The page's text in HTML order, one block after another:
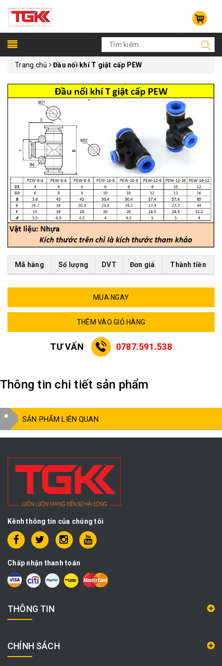
Trang chủ Đầu nối khí T giật cấp PEW
Mã hàng Số lượng DVT Đơn giá Thành tiền
MUA NGAY
THÊM VÀO GIỎ HÀNG
TƯ VẤN 0787.591.538
Thông tin chi tiết sản phẩm
SẢN PHẨM LIÊN QUAN
Kênh thông tin của chúng tôi
Chấp nhận thanh toán
THÔNG TIN
CHÍNH SÁCH